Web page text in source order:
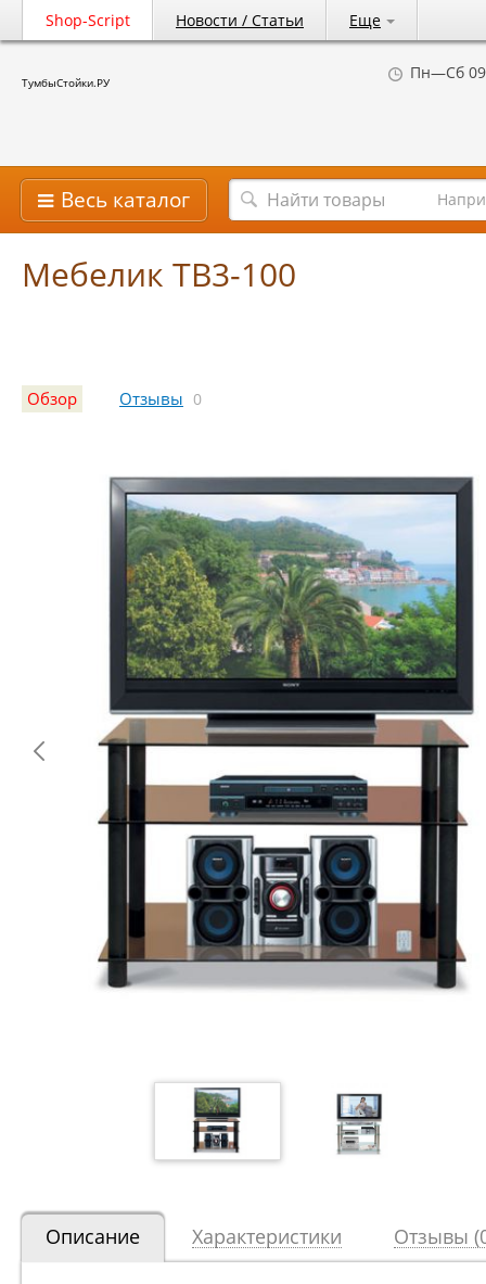
Shop-Script Новости / Статьи Еще
ТумбыСтойки.РУ Пн—Сб
Весь каталог
Мебелик ТВ3-100
Обзор Отзывы 0
Описание Характеристики Отзывы